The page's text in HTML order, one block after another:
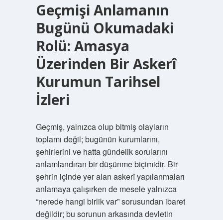
Geçmişi Anlamanın
Bugünü Okumadaki
Rolü: Amasya
Üzerinden Bir Askerî
Kurumun Tarihsel
İzleri
Geçmiş, yalnızca olup bitmiş olayların
toplamı değil; bugünün kurumlarını,
şehirlerini ve hatta gündelik sorularını
anlamlandıran bir düşünme biçimidir. Bir
şehrin içinde yer alan askerî yapılanmaları
anlamaya çalışırken de mesele yalnızca
“nerede hangi birlik var” sorusundan ibaret
değildir; bu sorunun arkasında devletin